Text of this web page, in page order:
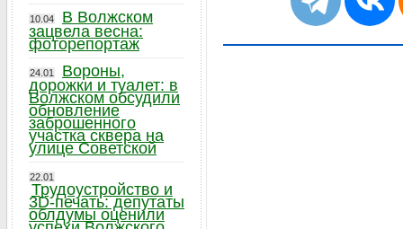
10.04
В Волжском
зацвела весна:
фоторепортаж
24.01
Вороны,
дорожки и туалет: в
Волжском обсудили
обновление
заброшенного
участка сквера на
улице Советской
22.01
Трудоустройство и
3D-печать: депутаты
облдумы оценили